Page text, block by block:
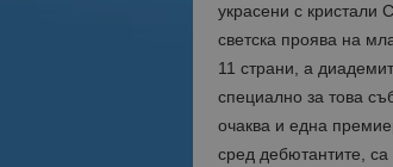
украсени с кристали
светска проява на
11 страни, а
специално за това
очаква и една
сред дебютантите,